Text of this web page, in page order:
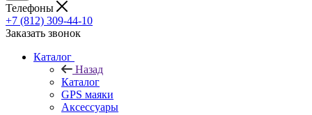
Телефоны
+7 (812) 309-44-10
Заказать звонок
Каталог
Назад
Каталог
GPS маяки
Аксессуары